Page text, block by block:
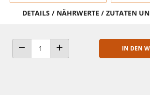
DETAILS / NÄHRWERTE / ZUTATEN
ANZAHL VERRINGERNANZAHL ERHÖHEN
IN DEN